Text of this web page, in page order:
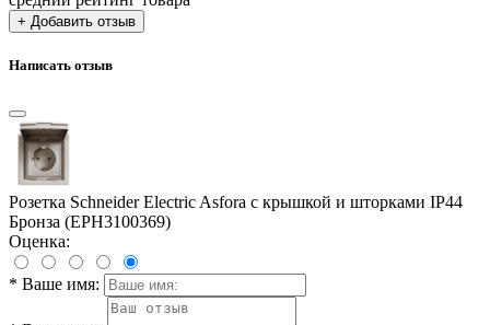
+ Добавить отзыв
Написать отзыв
Розетка Schneider Electric Asfora с крышкой и шторками IP44
Бронза (EPH3100369)
Оценка:
* Ваше имя: